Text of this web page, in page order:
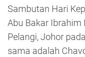
Sambutan Hari
Abu Bakar Ibrahim
Pelangi, Johor
sama adalah